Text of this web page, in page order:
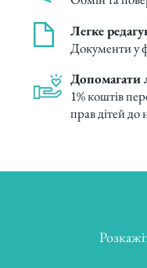
Легке
Документи у
Допомагати
1% коштів
прав дітей